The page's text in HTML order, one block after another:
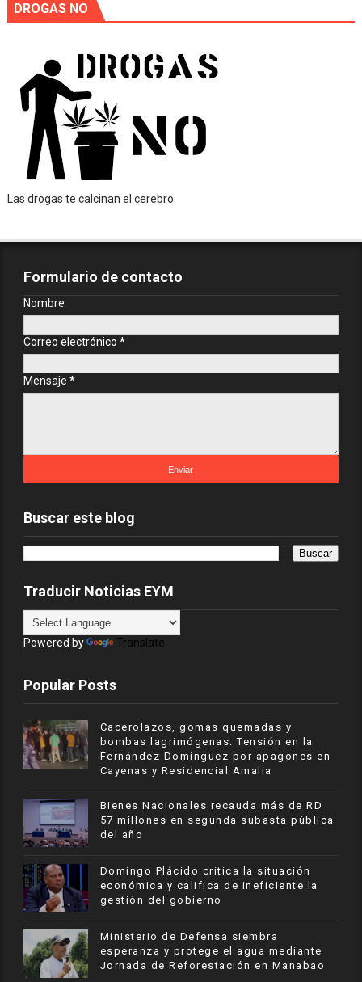
DROGAS NO
Las drogas te calcinan el cerebro
Formulario de contacto
Nombre
Correo electrónico *
Mensaje *
Buscar este blog
Traducir Noticias EYM
Powered by Translate
Popular Posts
Cacerolazos, gomas quemadas y
bombas lagrimógenas: Tensión en la
Fernández Domínguez por apagones en
Cayenas y Residencial Amalia
Bienes Nacionales recauda más de RD
57 millones en segunda subasta pública
del año
​Domingo Plácido critica la situación
económica y califica de ineficiente la
gestión del gobierno
Ministerio de Defensa siembra
esperanza y protege el agua mediante
Jornada de Reforestación en Manabao